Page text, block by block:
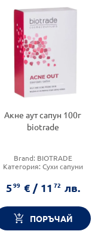
Акне аут сапун 100г
biotrade
Brand: BIOTRADE
Категория: Сухи сапуни
599 € / 1172 лв.
ПОРЪЧАЙ